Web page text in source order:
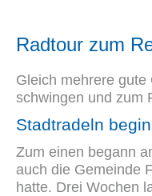
Radtour zum
Gleich mehrere
schwingen und zum
Stadtradeln
Zum einen begann
auch die Gemeinde
hatte. Drei Wochen